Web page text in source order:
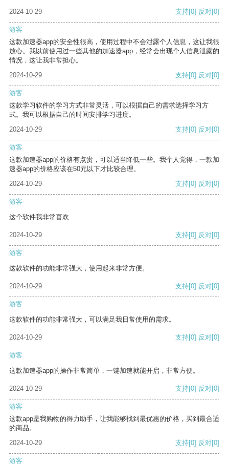
2024-10-29 支持[0] 反对[0]
游客
这款加速器app的安全性很高，使用过程中不会泄露个人信息，这让我很
放心。我以前使用过一些其他的加速器app，经常会出现个人信息泄露的
情况，这让我非常担心。
2024-10-29
支持[0] 反对[0]
游客
这款学习软件的学习方式非常灵活，可以根据自己的需求选择学习方
式。我可以根据自己的时间安排学习进度。
2024-10-29
支持[0] 反对[0]
游客
这款加速器app的价格有点贵，可以适当降低一些。我个人觉得，一款加
速器app的价格应该在50元以下才比较合理。
2024-10-29
支持[0] 反对[0]
游客
这个软件我非常喜欢
2024-10-29 支持[0] 反对[0]
游客
这款软件的功能非常强大，使用起来非常方便。
2024-10-29 支持[0] 反对[0]
游客
这款软件的功能非常强大，可以满足我日常使用的需求。
2024-10-29 支持[0] 反对[0]
游客
这款加速器app的操作非常简单，一键加速就能开启，非常方便。
2024-10-29 支持[0] 反对[0]
游客
这款app是我购物的得力助手，让我能够找到最优惠的价格，买到最合适
的商品。
2024-10-29
支持[0] 反对[0]
游客